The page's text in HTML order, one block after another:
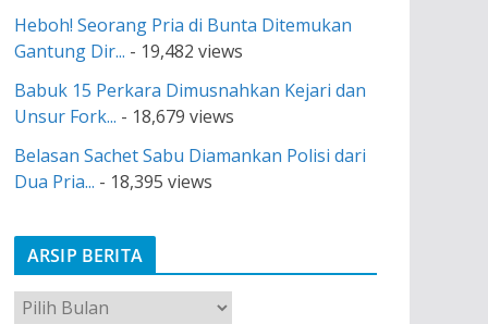
Heboh! Seorang Pria di Bunta Ditemukan
Gantung Dir... - 19,482 views
Babuk 15 Perkara Dimusnahkan Kejari dan
Unsur Fork... - 18,679 views
Belasan Sachet Sabu Diamankan Polisi dari
Dua Pria... - 18,395 views
ARSIP BERITA
A